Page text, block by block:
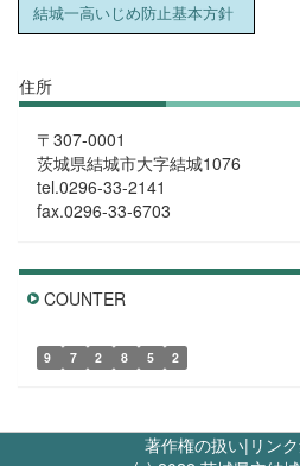
結城一高いじめ防止基本方針
住所
〒307-0001
茨城県結城市大字結城1076
tel.0296-33-2141
fax.0296-33-6703
COUNTER
9 7 2 8 5 2
著作権の扱い| リン